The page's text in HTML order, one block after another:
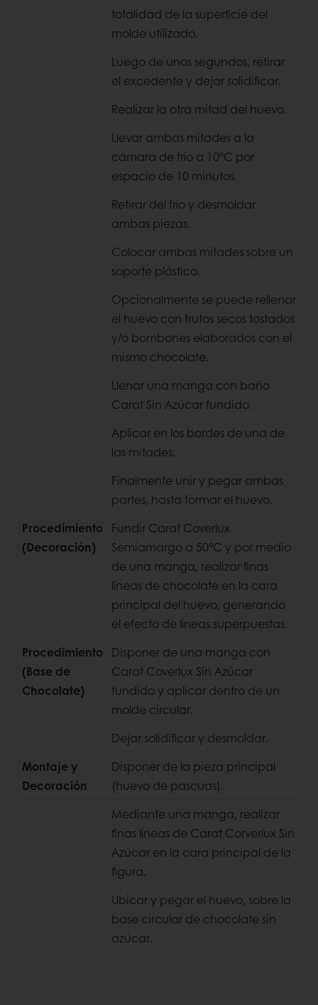
totalidad de la superficie del
molde utilizado.
Luego de unos segundos, retirar
el excedente y dejar solidificar.
Realizar la otra mitad del huevo.
Llevar ambas mitades a la
cámara de frío a 10ºC por
espacio de 10 minutos.
Retirar del frío y desmoldar
ambas piezas.
Colocar ambas mitades sobre un
soporte plástico.
Opcionalmente se puede rellenar
el huevo con frutos secos tostados
y/o bombones elaborados con el
mismo chocolate.
Llenar una manga con baño
Carat Sin Azúcar fundido.
Aplicar en los bordes de una de
las mitades.
Finalmente unir y pegar ambas
partes, hasta formar el huevo.
Procedimiento
(Decoración)
Fundir Carat Coverlux
Semiamargo a 50°C y por medio
de una manga, realizar finas
líneas de chocolate en la cara
principal del huevo, generando
el efecto de líneas superpuestas.
Procedimiento
(Base de
Chocolate)
Disponer de una manga con
Carat Coverlux Sin Azúcar
fundido y aplicar dentro de un
molde circular.
Dejar solidificar y desmoldar.
Montaje y
Decoración
Disponer de la pieza principal
(huevo de pascuas).
Mediante una manga, realizar
finas líneas de Carat Corverlux Sin
Azúcar en la cara principal de la
figura.
Ubicar y pegar el huevo, sobre la
base circular de chocolate sin
azúcar.